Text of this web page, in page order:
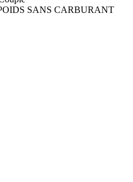
SANS CARBURANT